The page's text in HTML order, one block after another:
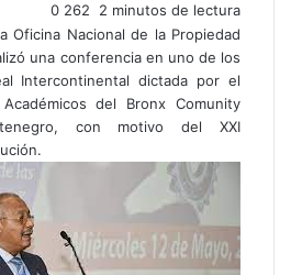
0 262
2 minutos de lectura
Oficina Nacional de la Propiedad
una conferencia en uno de los
Intercontinental dictada por el
del Bronx Comunity
con motivo del XXI